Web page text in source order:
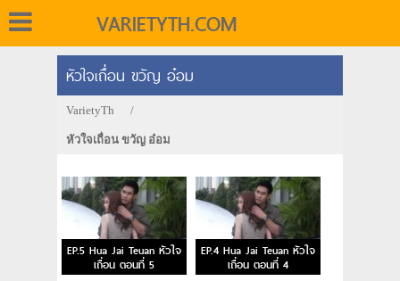
VARIETYTH.COM
หัวใจเถื่อน ขวัญ อ๋อม
VarietyTh /
หัวใจเถื่อน ขวัญ อ๋อม
EP.5 Hua Jai Teuan หัวใจ
เถื่อน ตอนที่ 5
EP.4 Hua Jai Teuan หัวใจ
เถื่อน ตอนที่ 4